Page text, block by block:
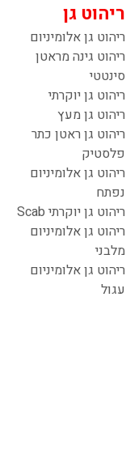
ריהוט גן
ריהוט גן אלומיניום
ריהוט גינה מראטן
סינטטי
ריהוט גן יוקרתי
ריהוט גן מעץ
ריהוט גן ראטן כתר
פלסטיק
ריהוט גן אלומיניום
נפתח
ריהוט גן יוקרתי Scab
ריהוט גן אלומיניום
מלבני
ריהוט גן אלומיניום
עגול